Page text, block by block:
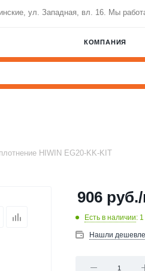
ул. Западная, вл. 16. Мы
КОМПАНИЯ
HIWIN EG20-KK-KIT
906 руб.
Есть в наличии: 1
Нашли